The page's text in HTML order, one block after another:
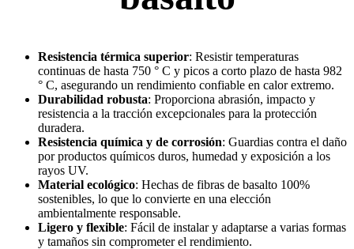
Resistencia térmica superior: Resistir temperaturas
continuas de hasta 750 ° C y picos a corto plazo de hasta 982
° C, asegurando un rendimiento confiable en calor extremo.
Durabilidad robusta: Proporciona abrasión, impacto y
resistencia a la tracción excepcionales para la protección
duradera.
Resistencia química y de corrosión: Guardias contra el daño
por productos químicos duros, humedad y exposición a los
rayos UV.
Material ecológico: Hechas de fibras de basalto 100%
sostenibles, lo que lo convierte en una elección
ambientalmente responsable.
Ligero y flexible: Fácil de instalar y adaptarse a varias formas
y tamaños sin comprometer el rendimiento.